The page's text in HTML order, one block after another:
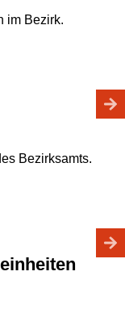
im Bezirk.
Bezirksamts.